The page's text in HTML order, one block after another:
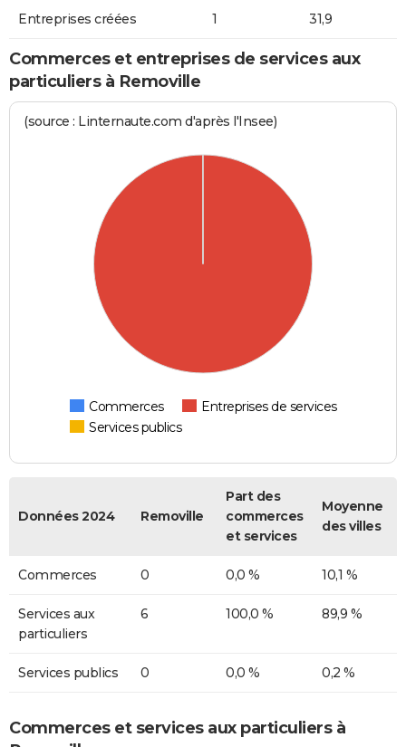
Entreprises créées 1 31,9
Commerces et entreprises de services aux
particuliers à Removille
(source : Linternaute.com d'après l'Insee)
Commerces
Entreprises de services
Services publics
Données 2024 Removille
Part des
commerces
et services
Moyenne
des villes
Commerces 0 0,0 % 10,1 %
Services aux
particuliers
6 100,0 % 89,9 %
Services publics 0 0,0 % 0,2 %
Commerces et services aux particuliers à